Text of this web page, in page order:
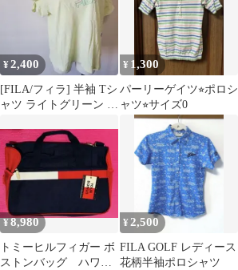
¥2,400
[FILA/フィラ] 半袖 Tシ
ャツ ライトグリーン M
¥ 1,300
パーリーゲイツ⭐︎ポロシ
ャツ⭐︎サイズ0
¥8,980
トミーヒルフィガー ボ
ストンバッグ ハワイ
¥ 2,500
FILA GOLF レディース
花柄半袖ポロシャツ